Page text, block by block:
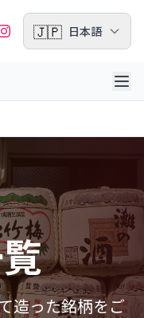
🇯🇵 日本語
造った銘柄をご